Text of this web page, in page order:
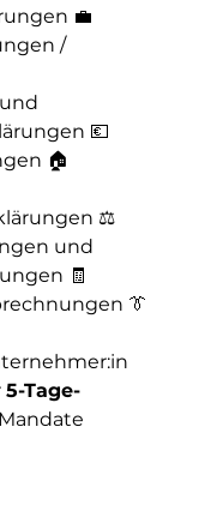
💼
/
💶
🏠
⚖️
und
🧾
👔
5-Tage-